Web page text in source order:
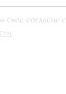
согласие с